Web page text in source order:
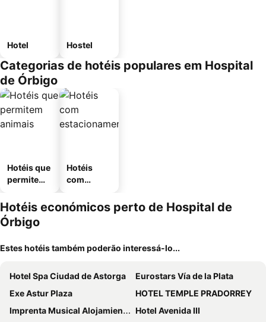
Hotel Hostel
Categorias de hotéis populares em Hospital
de Órbigo
Hotéis que
permitem
Hotéis
com
mento
Hotéis económicos perto de Hospital de
Órbigo
Estes hotéis também poderão interessá-lo...
Hotel Spa Ciudad de Astorga
Eurostars Vía de la Plata
Exe Astur Plaza
HOTEL TEMPLE PRADORREY
Imprenta Musical Alojamiento
Hotel Avenida III